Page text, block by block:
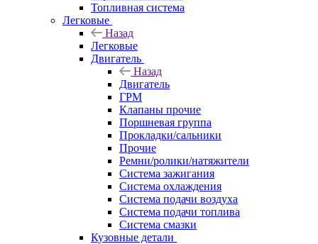
Топливная система
Легковые
Назад
Легковые
Двигатель
Назад
Двигатель
ГРМ
Клапаны прочие
Поршневая группа
Прокладки/сальники
Прочие
Ремни/ролики/натяжители
Система зажигания
Система охлаждения
Система подачи воздуха
Система подачи топлива
Система смазки
Кузовные детали